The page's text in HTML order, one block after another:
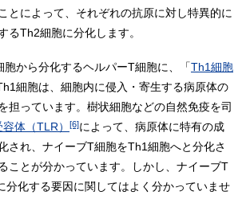
とによって、それぞれの抗原に対し特異的に
るTh2細胞に分化します。
胞から分化するヘルパーT細胞に、「Th1細胞
細胞は、細胞内に侵入・寄生する病原体の
担っています。樹状細胞などの自然免疫を司
体（TLR） [6]によって、病原体に特有の成
され、ナイーブT細胞をTh1細胞へと分化さ
ことが分かっています。しかし、ナイーブT
分化する要因に関してはよく分かっていませ